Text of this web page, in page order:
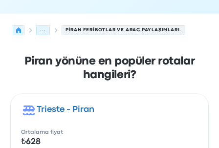
... PIRAN FERIBOTLAR VE ARAÇ PAYLAŞIMLARI.
Piran yönüne en popüler rotalar
hangileri?
Trieste - Piran
Ortalama fiyat
₺628